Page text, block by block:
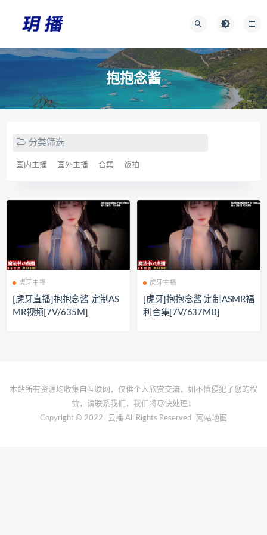
抱抱念酱
分类筛选
国内主播 国外主播 合集 饭拍
虎牙主播
[虎牙直播]抱抱念酱 定制AS
MR视频[7V/635M]
虎牙主播
[虎牙]抱抱念酱 定制ASMR福
利合集[7V/637MB]
本站所有资源均收集自互联网，仅供个人欣赏交流，如不慎侵犯了您的权
益，请联系我们，我们将尽快处理！
Copyright © 2022
云播 All Rights Reserved 网站地图